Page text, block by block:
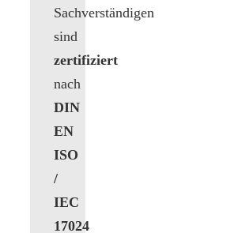
Sachverständigen
sind
zertifiziert
nach
DIN
EN
ISO
/
IEC
17024